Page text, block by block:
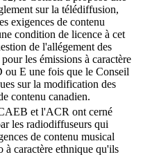
sur la télédiffusion,
exigences de contenu
condition de licence à cet
de l'allégement des
les émissions à caractère
E une fois que le Conseil
sur la modification des
contenu canadien.
et l'ACR ont cerné
les radiodiffuseurs qui
de contenu musical
à caractère ethnique qu'ils